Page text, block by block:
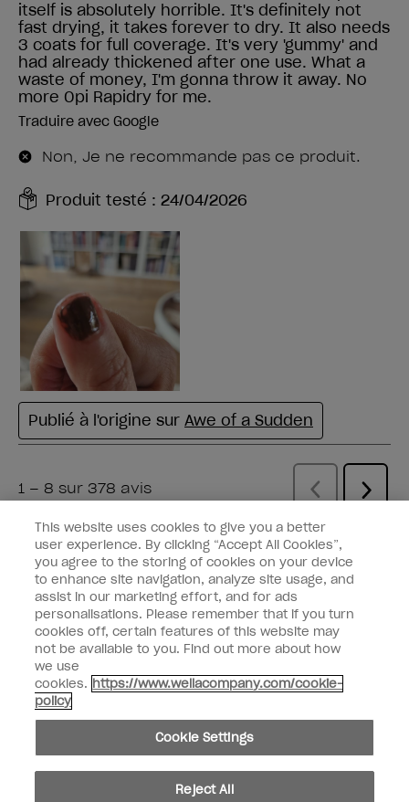
Vous avez un e-mail
Recevez les dernières nouveautés
Saisissez votre adresse e-mail *
Type de client
Fan de vernis
Professionnel
This website uses cookies to give you a better
user experience. By clicking “Accept All Cookies”,
you agree to the storing of cookies on your device
to enhance site navigation, analyze site usage, and
assist in our marketing effort, and for ads
personalisations. Please remember that if you turn
cookies off, certain features of this website may
not be available to you. Find out more about how
we use
cookies. https://www.wellacompany.com/cookie-
policy
Cookie Settings
Reject All